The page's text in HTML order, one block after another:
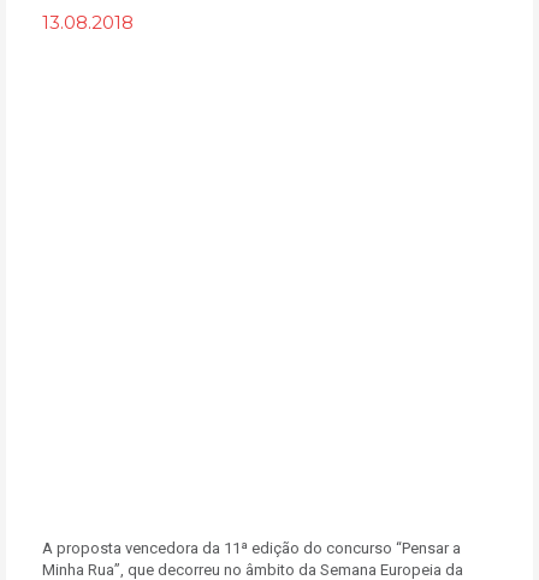
13.08.2018
A proposta vencedora da 11ª edição do concurso “Pensar a
Minha Rua”, que decorreu no âmbito da Semana Europeia da